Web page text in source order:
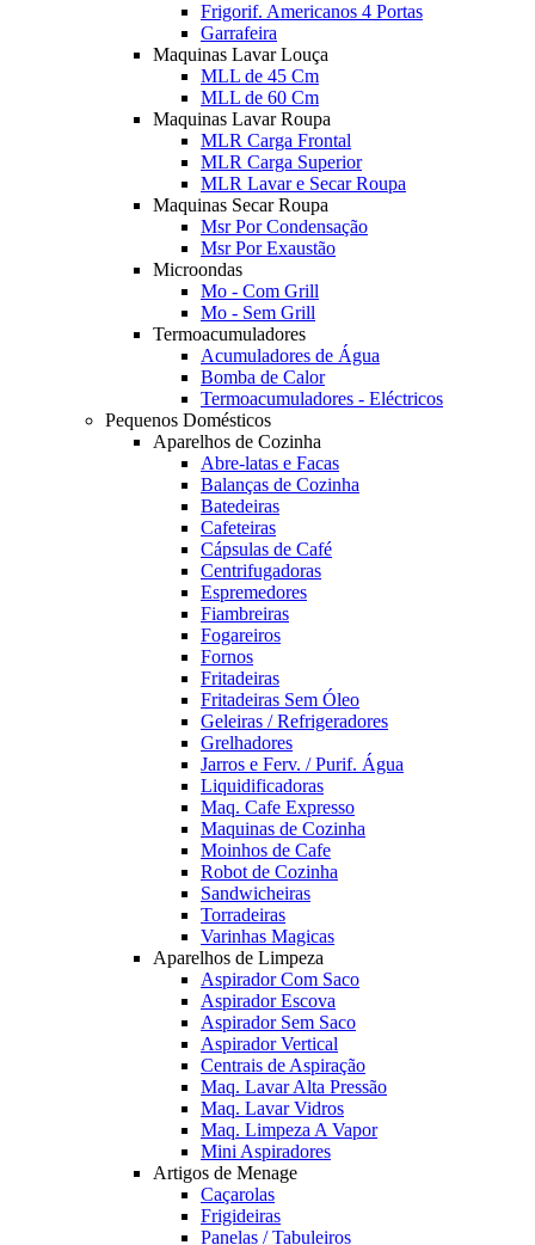
Frigorif. Americanos 4 Portas
Garrafeira
Maquinas Lavar Louça
MLL de 45 Cm
MLL de 60 Cm
Maquinas Lavar Roupa
MLR Carga Frontal
MLR Carga Superior
MLR Lavar e Secar Roupa
Maquinas Secar Roupa
Msr Por Condensação
Msr Por Exaustão
Microondas
Mo - Com Grill
Mo - Sem Grill
Termoacumuladores
Acumuladores de Água
Bomba de Calor
Termoacumuladores - Eléctricos
Pequenos Domésticos
Aparelhos de Cozinha
Abre-latas e Facas
Balanças de Cozinha
Batedeiras
Cafeteiras
Cápsulas de Café
Centrifugadoras
Espremedores
Fiambreiras
Fogareiros
Fornos
Fritadeiras
Fritadeiras Sem Óleo
Geleiras / Refrigeradores
Grelhadores
Jarros e Ferv. / Purif. Água
Liquidificadoras
Maq. Cafe Expresso
Maquinas de Cozinha
Moinhos de Cafe
Robot de Cozinha
Sandwicheiras
Torradeiras
Varinhas Magicas
Aparelhos de Limpeza
Aspirador Com Saco
Aspirador Escova
Aspirador Sem Saco
Aspirador Vertical
Centrais de Aspiração
Maq. Lavar Alta Pressão
Maq. Lavar Vidros
Maq. Limpeza A Vapor
Mini Aspiradores
Artigos de Menage
Caçarolas
Frigideiras
Panelas / Tabuleiros